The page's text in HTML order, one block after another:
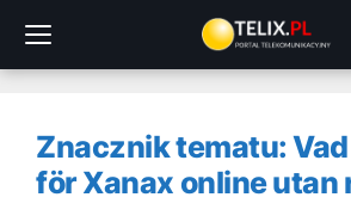
treści
Znacznik tematu:
för Xanax online utan